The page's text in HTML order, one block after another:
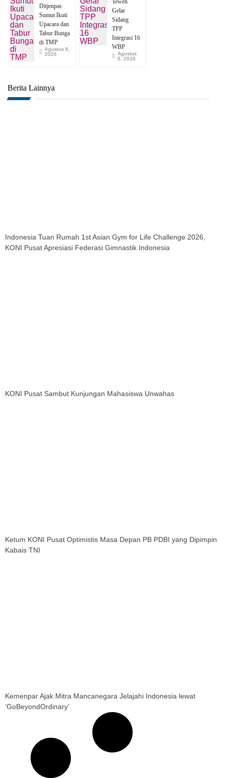
Ditjenpas
Sumut Ikuti
Upacara dan
Tabur Bunga
di TMP
Agustus 6,
2026
Gelar
Sidang
TPP
Integrasi 16
WBP
Agustus
6, 2026
Berita Lainnya
Indonesia Tuan Rumah 1st Asian Gym for Life Challenge 2026,
KONI Pusat Apresiasi Federasi Gimnastik Indonesia
KONI Pusat Sambut Kunjungan Mahasiswa Unwahas
Ketum KONI Pusat Optimistis Masa Depan PB PDBI yang Dipimpin
Kabais TNI
Kemenpar Ajak Mitra Mancanegara Jelajahi Indonesia lewat
‘GoBeyondOrdinary’